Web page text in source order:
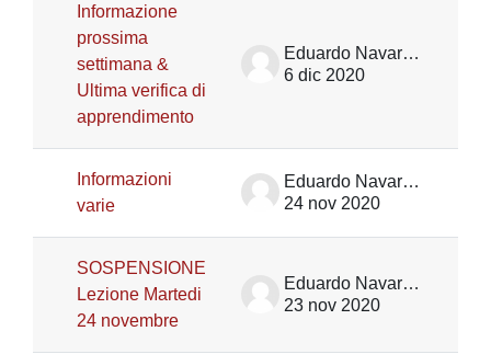
Informazione
prossima
settimana &
Ultima verifica di
apprendimento
Eduardo Navarrete Sanchez
6 dic 2020
Informazioni
varie
Eduardo Navarrete Sanchez
24 nov 2020
SOSPENSIONE
Lezione Martedi
24 novembre
Eduardo Navarrete Sanchez
23 nov 2020